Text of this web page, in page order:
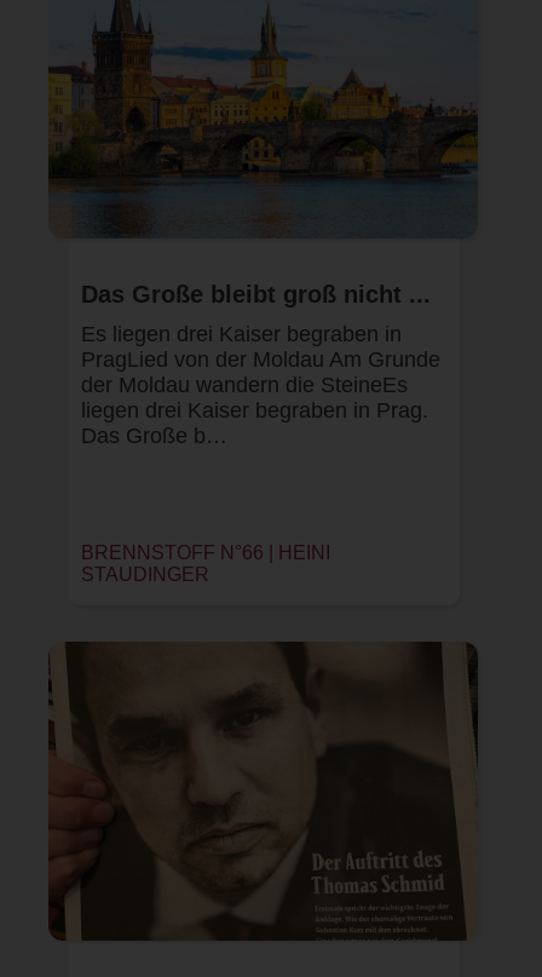
Das Große bleibt groß nicht ...
Es liegen drei Kaiser begraben in
PragLied von der Moldau Am Grunde
der Moldau wandern die SteineEs
liegen drei Kaiser begraben in Prag.
Das Große b…
BRENNSTOFF N°66 |
HEINI
STAUDINGER